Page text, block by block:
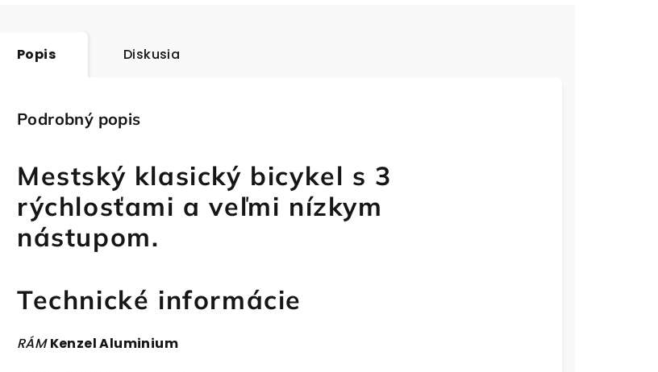
Popis Diskusia
Podrobný popis
Mestský klasický bicykel s 3
rýchlosťami a veľmi nízkym
nástupom.
Technické informácie
RÁM Kenzel Aluminium